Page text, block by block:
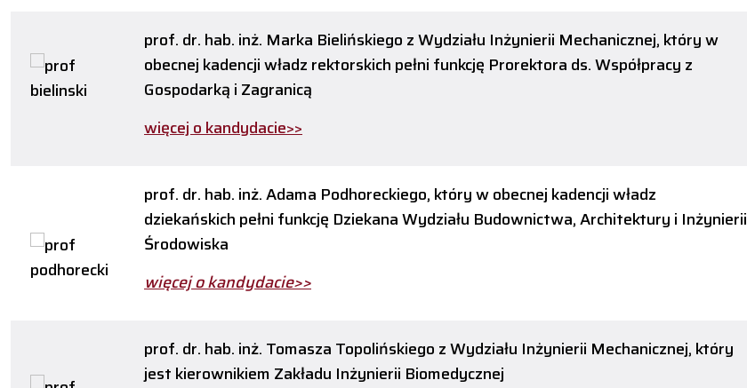
prof. dr. hab. inż. Marka Bielińskiego z Wydziału Inżynierii Mechanicznej, który w
obecnej kadencji władz rektorskich pełni funkcję Prorektora ds. Współpracy z
Gospodarką i Zagranicą
więcej o kandydacie>>
prof. dr. hab. inż. Adama Podhoreckiego, który w obecnej kadencji władz
dziekańskich pełni funkcję Dziekana Wydziału Budownictwa, Architektury i Inżynierii
Środowiska
więcej o kandydacie>>
prof. dr. hab. inż. Tomasza Topolińskiego z Wydziału Inżynierii Mechanicznej, który
jest kierownikiem Zakładu Inżynierii Biomedycznej